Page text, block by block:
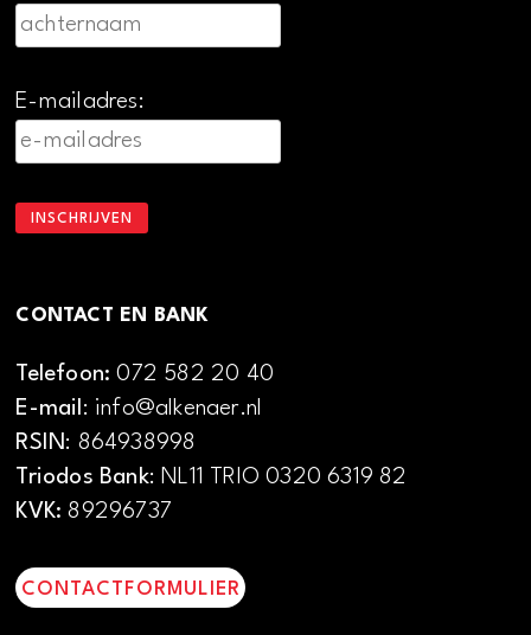
E-mailadres:
CONTACT EN BANK
Telefoon:072 582 20 40
E-mail: info@alkenaer.nl
RSIN: 864938998
Triodos Bank: NL11 TRIO 0320 6319 82
KVK: 89296737
CONTACTFORMULIER